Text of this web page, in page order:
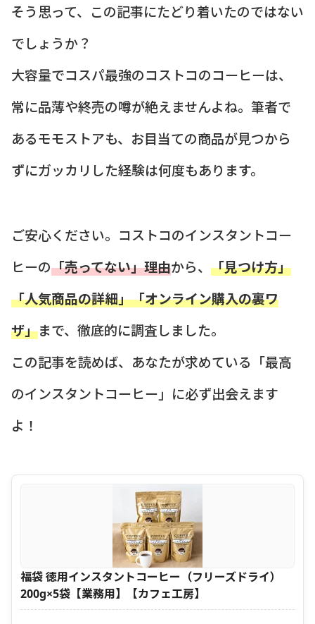
そう思って、この記事にたどり着いたのではない
でしょうか？
大容量でコスパ最強のコストコのコーヒーは、
常に品薄や終売の噂が絶えませんよね。筆者で
あるモモストアも、お目当ての商品が見つから
ずにガッカリした経験は何度もあります。
ご安心ください。コストコのインスタントコー
ヒーの「売ってない」理由から、 「見つけ方」
「人気商品の詳細」「オンライン購入の裏ワ
ザ」まで、徹底的に調査しました。
この記事を読めば、あなたが求めている「最高
のインスタントコーヒー」に必ず出会えます
よ！
福袋 徳用インスタントコーヒー（フリーズドライ）
200g×5袋【業務用】【カフェ工房】